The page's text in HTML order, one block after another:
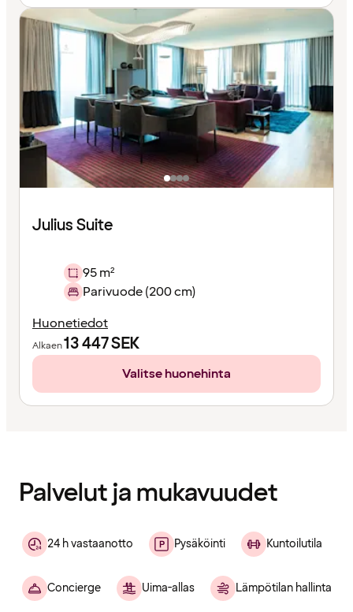
Julius Suite
95 m²
Parivuode (200 cm)
Huonetiedot
Alkaen13 447SEK
Valitse huonehinta
Palvelut ja mukavuudet
24 h vastaanotto Pysäköinti Kuntoilutila
Concierge Uima-allas Lämpötilan hallinta